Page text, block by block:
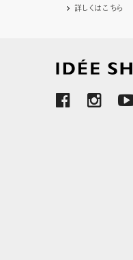
詳しくはこちら